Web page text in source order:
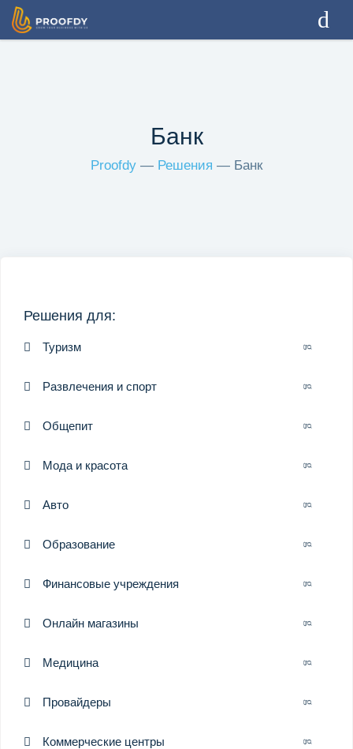
Банк
Proofdy — Решения — Банк
Решения для:
Туризм
Развлечения и спорт
Общепит
Мода и красота
Авто
Образование
Финансовые учреждения
Онлайн магазины
Медицина
Провайдеры
Коммерческие центры